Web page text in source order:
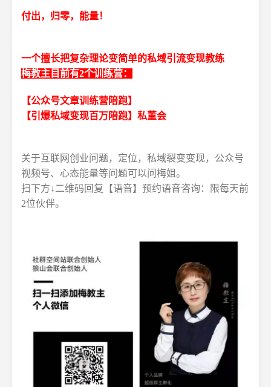
付出，归零，能量！
一个擅长把复杂理论变简单的私域引流变现教练
梅教主目前有2个训练营：
【公众号文章训练营陪跑】
【引爆私域变现百万陪跑】私董会
关于互联网创业问题，定位，私域裂变变现，公众号
视频号、心态能量等问题可以问梅姐。
扫下方↓二维码回复【语音】预约语音咨询：限每天前
2位伙伴。